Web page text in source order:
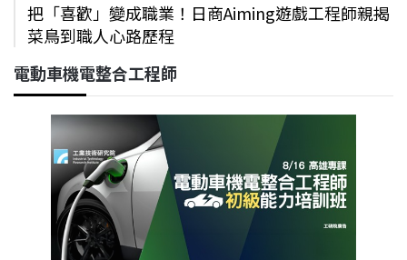
把「喜歡」變成職業！日商Aiming遊戲工程師親揭
菜鳥到職人心路歷程
電動車機電整合工程師